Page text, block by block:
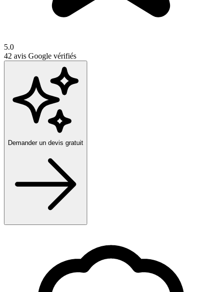
5.0
42 avis Google vérifiés
Demander un devis gratuit